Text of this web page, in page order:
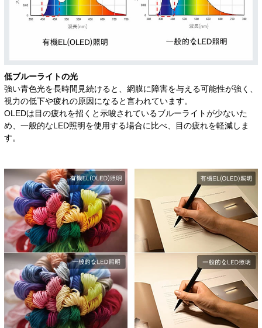
低ブルーライトの光
強い青色光を長時間見続けると、網膜に障害を与える可能性が強く、
視力の低下や疲れの原因になると言われています。
OLEDは目の疲れを招くと示唆されているブルーライトが少ないた
め、一般的なLED照明を使用する場合に比べ、目の疲れを軽減しま
す。